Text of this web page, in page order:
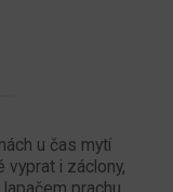
u čas mytí
vyprat i záclony,